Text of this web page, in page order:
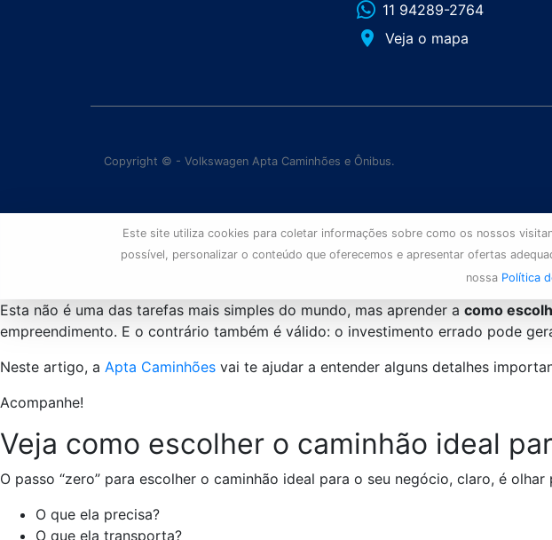
11 94289-2764
place Veja o mapa
Copyright © - Volkswagen Apta Caminhões e Ônibus.
Este site utiliza cookies para coletar informações sobre como os nossos
possível, personalizar o conteúdo que oferecemos e apresentar ofertas
nossa Política
Esta não é uma das tarefas mais simples do mundo, mas aprender a como
empreendimento. E o contrário também é válido: o investimento errado pode
Neste artigo, a Apta Caminhões vai te ajudar a entender alguns detalhes
Acompanhe!
Veja como escolher o caminhão ideal
O passo “zero” para escolher o caminhão ideal para o seu negócio, claro, é olhar
O que ela precisa?
O que ela transporta?